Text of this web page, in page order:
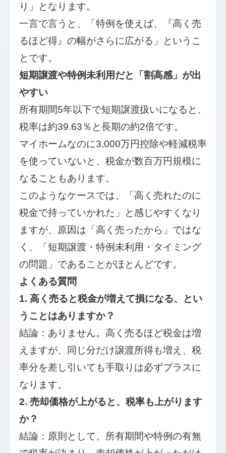
り」となります。
一言で言うと、「特例を使えば、『高く売
るほど得』の幅がさらに広がる」というこ
とです。
短期譲渡や特例未利用だと「割高感」が出
やすい
所有期間5年以下で短期譲渡扱いになると、
税率は約39.63％と長期の約2倍です。
マイホームなのに3,000万円控除や軽減税率
を使っていないと、税金が数百万円規模に
なることもあります。
このようなケースでは、「高く売れたのに
税金で持っていかれた」と感じやすくなり
ますが、原因は「高く売ったから」ではな
く、「短期譲渡・特例未利用・タイミング
の問題」であることがほとんどです。
よくある質問
1. 高く売ると税金が増えて損になる、とい
うことはありますか？
結論：ありません。高く売るほど税金は増
えますが、同じ分だけ譲渡所得も増え、税
率分を差し引いても手取りは必ずプラスに
なります。
2. 売却価格が上がると、税率も上がります
か？
結論：原則として、所有期間や特例の有無